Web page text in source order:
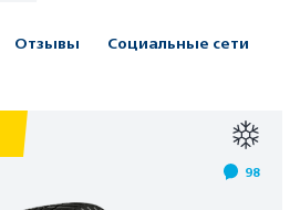
Отзывы Социальные сети
98